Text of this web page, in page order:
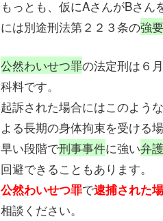
もっとも、仮にAさんがBさ
には別途刑法第２２３条の強
公然わいせつ罪の法定刑は６
科料です。
起訴された場合にはこのよう
よる長期の身体拘束を受ける
早い段階で刑事事件に強い弁
回避できることもあります。
公然わいせつ罪で逮捕された
相談ください。